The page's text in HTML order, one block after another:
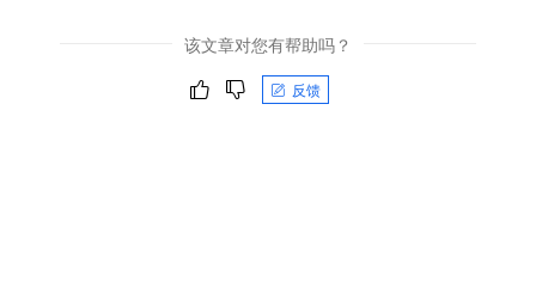
该文章对您有帮助吗？
反馈